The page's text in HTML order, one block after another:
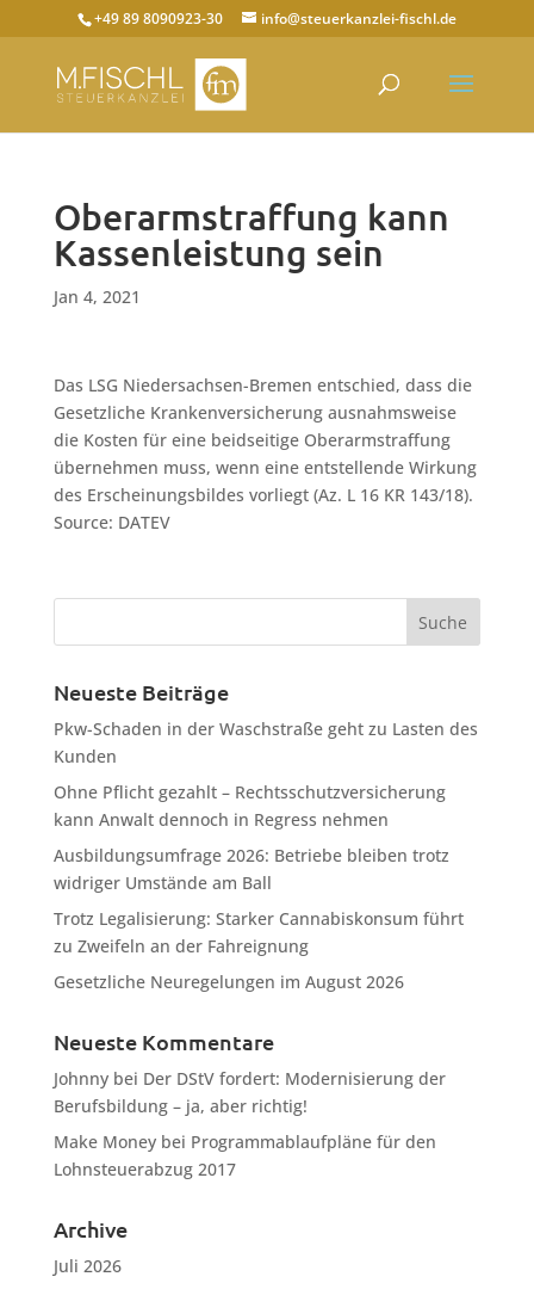
+49 89 8090923-30 info@steuerkanzlei-fischl.de
Oberarmstraffung kann
Kassenleistung sein
Jan 4, 2021
Das LSG Niedersachsen-Bremen entschied, dass die
Gesetzliche Krankenversicherung ausnahmsweise
die Kosten für eine beidseitige Oberarmstraffung
übernehmen muss, wenn eine entstellende Wirkung
des Erscheinungsbildes vorliegt (Az. L 16 KR 143/18).
Source: DATEV
Neueste Beiträge
Pkw-Schaden in der Waschstraße geht zu Lasten des
Kunden
Ohne Pflicht gezahlt – Rechtsschutzversicherung
kann Anwalt dennoch in Regress nehmen
Ausbildungsumfrage 2026: Betriebe bleiben trotz
widriger Umstände am Ball
Trotz Legalisierung: Starker Cannabiskonsum führt
zu Zweifeln an der Fahreignung
Gesetzliche Neuregelungen im August 2026
Neueste Kommentare
Johnnybei Der DStV fordert: Modernisierung der
Berufsbildung – ja, aber richtig!
Make Moneybei Programmablaufpläne für den
Lohnsteuerabzug 2017
Archive
Juli 2026